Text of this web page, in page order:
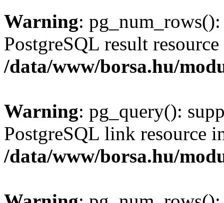
Warning:
PostgreSQL result
/data/www/borsa.hu/
Warning: pg_query():
PostgreSQL link resource
/data/www/borsa.hu/